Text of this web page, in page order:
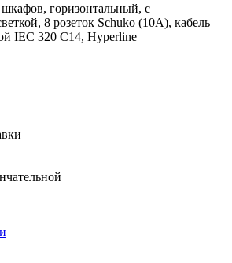
горизонтальный, с
8 розеток Schuko (10A), кабель
IEC 320 C14, Hyperline